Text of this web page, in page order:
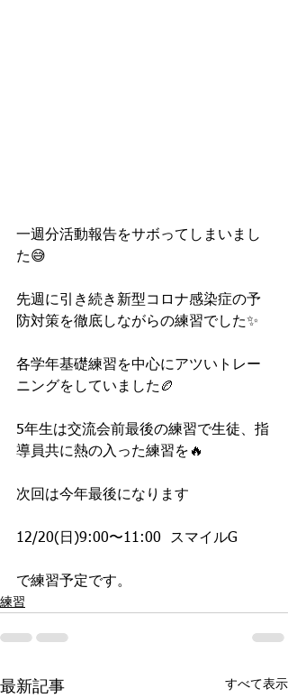
一週分活動報告をサボってしまいまし
た😅
先週に引き続き新型コロナ感染症の予
防対策を徹底しながらの練習でした✨
各学年基礎練習を中心にアツいトレー
ニングをしていました🏉
5年生は交流会前最後の練習で生徒、指
導員共に熱の入った練習を🔥
次回は今年最後になります
12/20(日)9:00〜11:00  スマイルG
で練習予定です。
練習
最新記事 すべて表示